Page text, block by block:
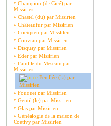
¤ Champion (de Cicé) par
Missirien
¤ Chastel (du) par Missirien
¤ Châteaufur par Missirien
¤ Coetquen par Missirien
¤ Couvran par Missirien
¤ Disquay par Missirien
¤ Eder par Missirien
¤ Famille du Mescam par
Missirien
Feuillée (la) par
Missirien
¤ Fouquet par Missirien
¤ Gentil (le) par Missirien
¤ Glas par Missirien
¤ Généalogie de la maison de
Coetivy par Missirien